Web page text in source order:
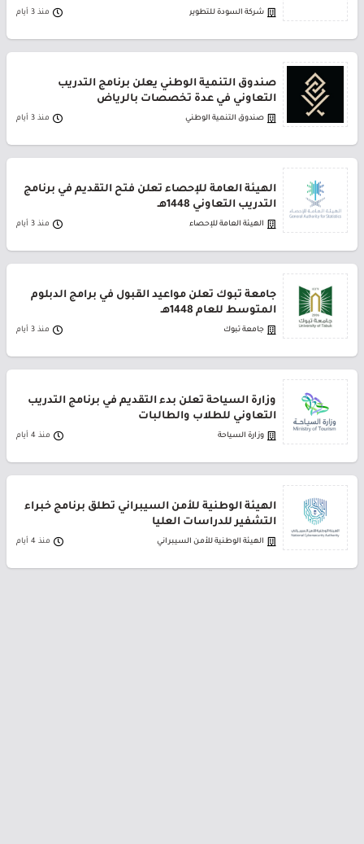
شركة السودة للتطوير منذ 3 أيام
صندوق التنمية الوطني يعلن برنامج التدريب
التعاوني في عدة تخصصات بالرياض
صندوق التنمية الوطني منذ 3 أيام
الهيئة العامة للإحصاء تعلن فتح التقديم في برنامج
التدريب التعاوني 1448هـ
الهيئة العامة للإحصاء منذ 3 أيام
جامعة تبوك تعلن مواعيد القبول في برامج الدبلوم
المتوسط للعام 1448هـ
جامعة تبوك منذ 3 أيام
وزارة السياحة تعلن بدء التقديم في برنامج التدريب
التعاوني للطلاب والطالبات
وزارة السياحة منذ 4 أيام
الهيئة الوطنية للأمن السيبراني تطلق برنامج خبراء
التشفير للدراسات العليا
الهيئة الوطنية للأمن السيبراني منذ 4 أيام